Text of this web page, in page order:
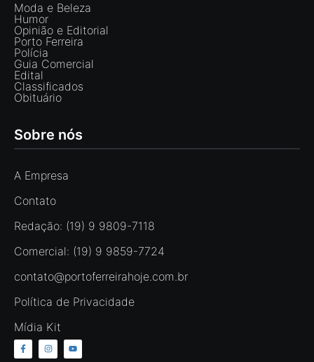
Moda e Beleza
Humor
Opinião e Editorial
Porto Ferreira
Polícia
Guia Comercial
Edital
Classificados
Obituário
Sobre nós
A Empresa
Contato
Redação: (19) 9 9809-7118
Comercial: (19) 9 9859-7724
contato@portoferreirahoje.com.br
Política de Privacidade
Mídia Kit